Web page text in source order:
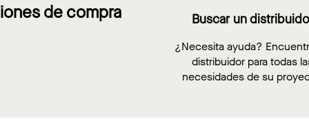
de compra Buscar un
¿Necesita ayuda?
distribuidor para todas
necesidades de su